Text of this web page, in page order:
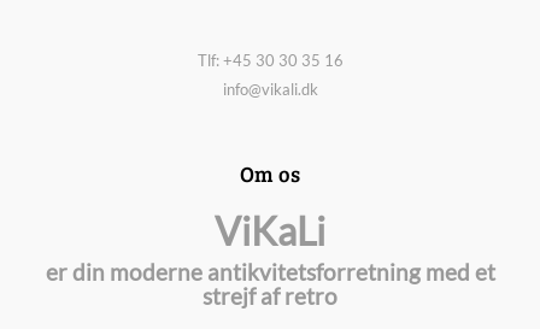
Tlf: +45 30 30 35 16
info@vikali.dk
Om os
ViKaLi
er din moderne antikvitetsforretning med et
strejf af retro